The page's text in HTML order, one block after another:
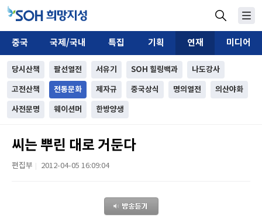
중국 국제/국내 특집 기획 연재 미디어
당시산책 팔선열전 서유기 SOH 힐링백과 나도강사
고전산책 전통문화 제자규 중국상식 명의열전 의산야화
사전문명 웨이션머 한방양생
씨는 뿌린 대로 거둔다
편집부 2012-04-05 16:09:04